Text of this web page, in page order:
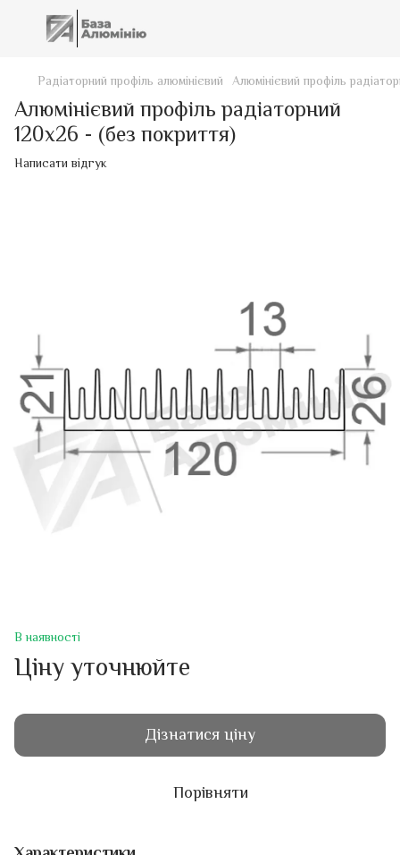
Радіаторний профіль алюмінієвий Алюмінієвий профіль
Алюмінієвий профіль радіаторний
120х26 - (без покриття)
Написати відгук
В наявності
Ціну уточнюйте
Дізнатися ціну
Порівняти